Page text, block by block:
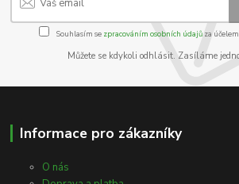
Souhlasím se zpracováním osobních údajůza
Můžete se kdykoli odhlásit. Zasíláme
Informace pro zákazníky
O nás